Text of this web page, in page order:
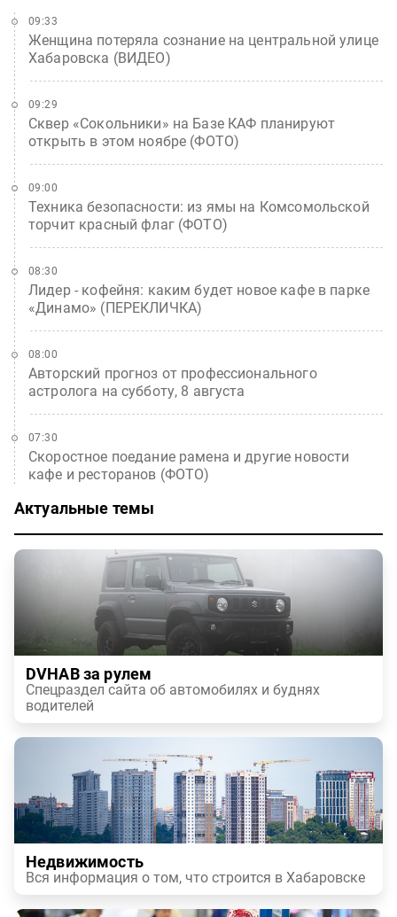
Женщина потеряла сознание на центральной улице
Хабаровска (ВИДЕО)
09:33
Сквер «Сокольники» на Базе КАФ планируют
открыть в этом ноябре (ФОТО)
09:29
Техника безопасности: из ямы на Комсомольской
торчит красный флаг (ФОТО)
09:00
Лидер - кофейня: каким будет новое кафе в парке
«Динамо» (ПЕРЕКЛИЧКА)
08:30
Авторский прогноз от профессионального
астролога на субботу, 8 августа
08:00
Скоростное поедание рамена и другие новости
кафе и ресторанов (ФОТО)
07:30
Актуальные темы
DVHAB за рулем
Спецраздел сайта об автомобилях и буднях
водителей
Недвижимость
Вся информация о том, что строится в Хабаровске